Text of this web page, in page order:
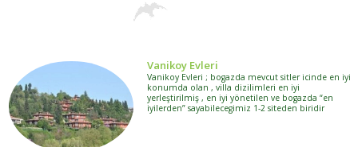
Vanikoy Evleri
Vanikoy Evleri ; bogazda mevcut sitler icinde en iyi
konumda olan , villa dizilimleri en iyi
yerleştirilmiş , en iyi yönetilen ve bogazda “en
iyilerden” sayabilecegimiz 1-2 siteden biridir